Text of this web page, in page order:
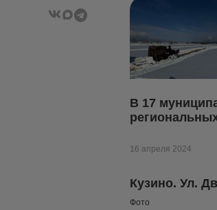
В 17
16 апреля 2024
Кузино. Ул.
Фото